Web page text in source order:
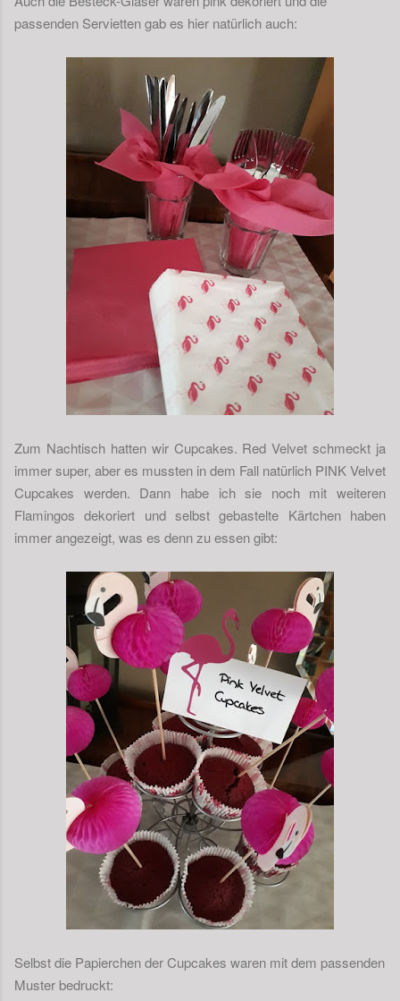
passenden Servietten gab es hier natürlich auch:
Zum Nachtisch hatten wir Cupcakes. Red Velvet schmeckt ja
immer super, aber es mussten in dem Fall natürlich PINK Velvet
Cupcakes werden. Dann habe ich sie noch mit weiteren
Flamingos dekoriert und selbst gebastelte Kärtchen haben
immer angezeigt, was es denn zu essen gibt:
Selbst die Papierchen der Cupcakes waren mit dem passenden
Muster bedruckt: